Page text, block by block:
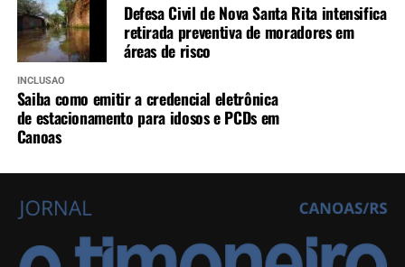
Defesa Civil de Nova Santa Rita intensifica
retirada preventiva de moradores em
áreas de risco
INCLUSÃO
Saiba como emitir a credencial eletrônica
de estacionamento para idosos e PCDs em
Canoas